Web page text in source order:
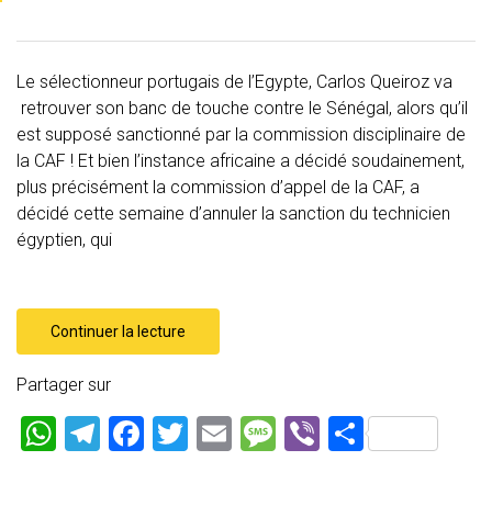
Le sélectionneur portugais de l’Egypte, Carlos Queiroz va
retrouver son banc de touche contre le Sénégal, alors qu’il
est supposé sanctionné par la commission disciplinaire de
la CAF ! Et bien l’instance africaine a décidé soudainement,
plus précisément la commission d’appel de la CAF, a
décidé cette semaine d’annuler la sanction du technicien
égyptien, qui
Continuer la lecture
Partager sur
W T
F
T
E
M Vi P